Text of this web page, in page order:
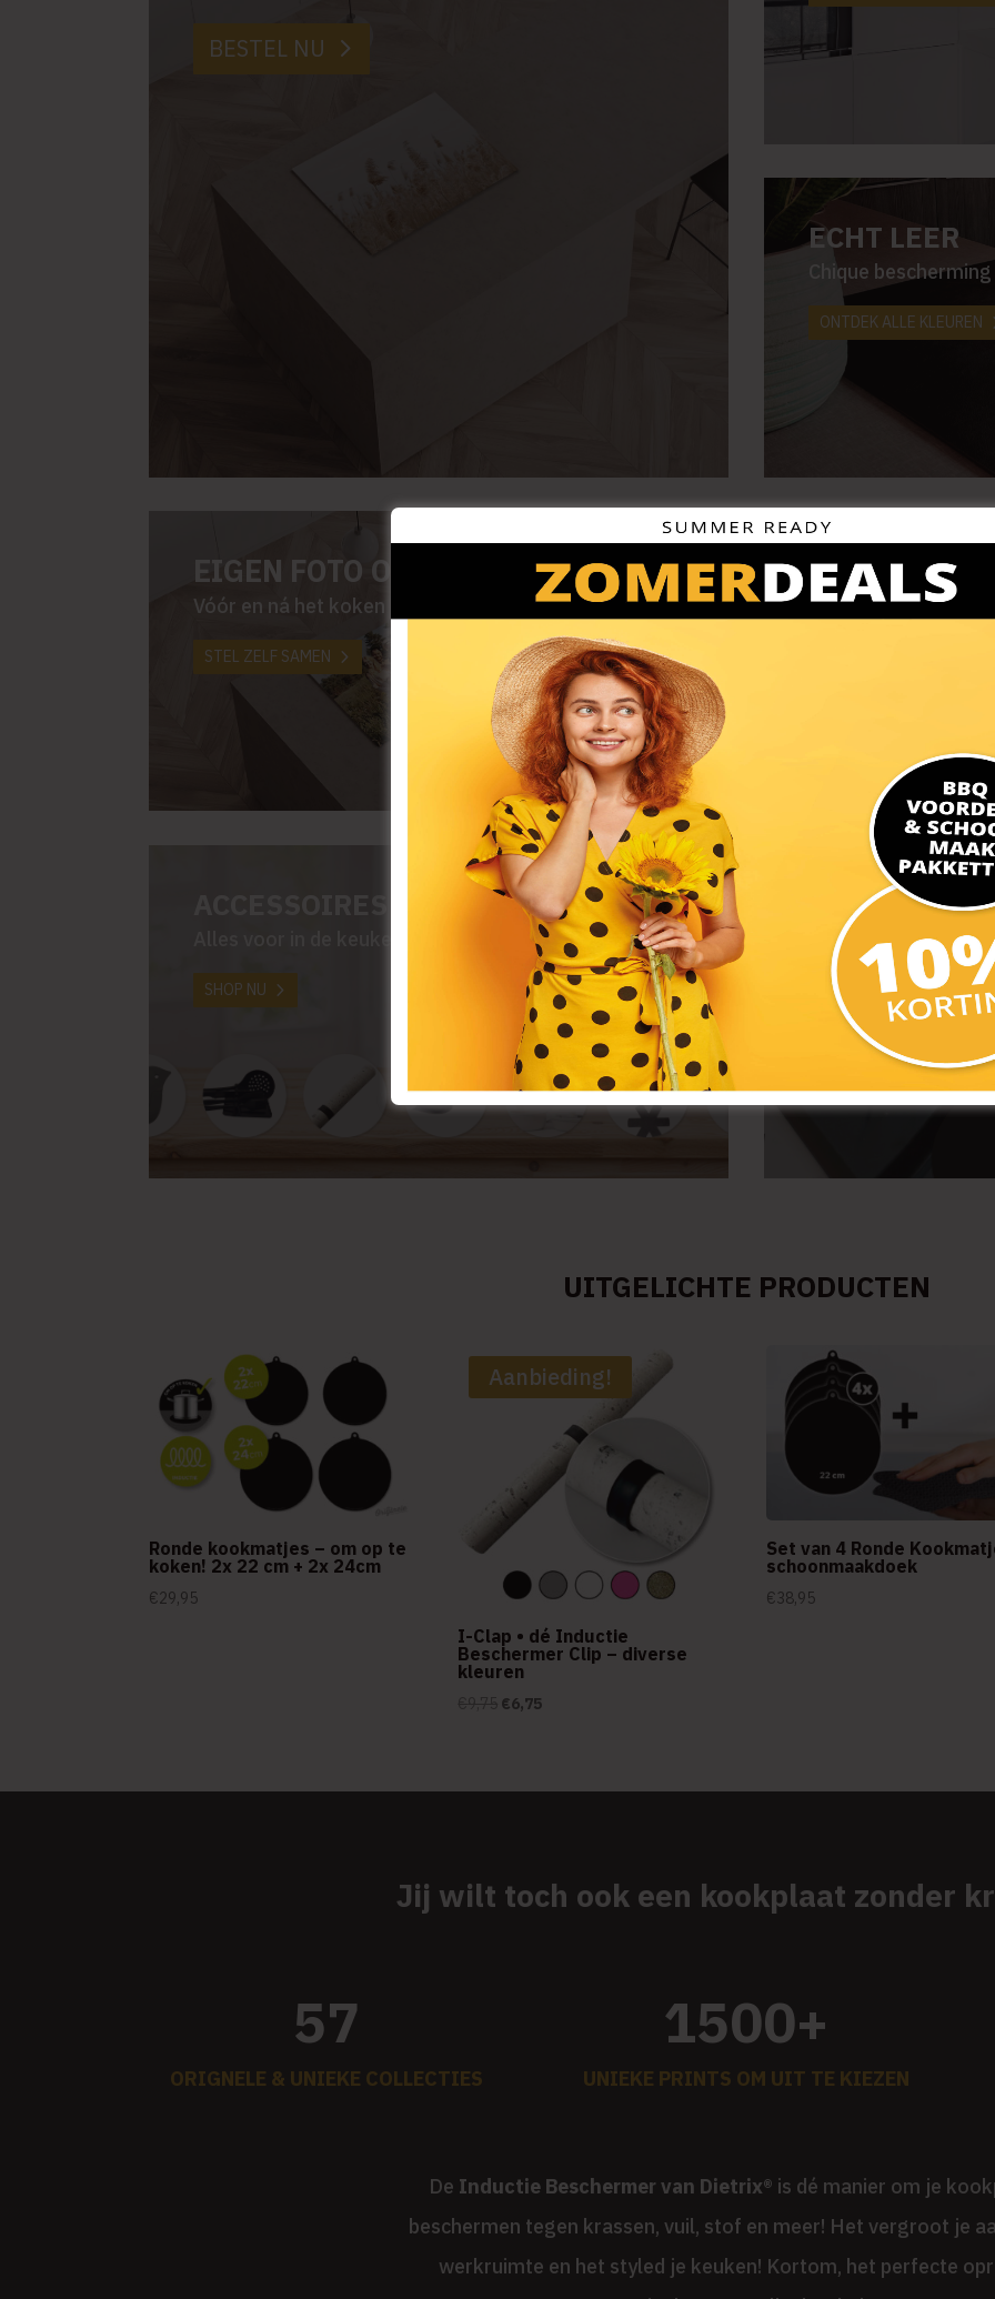
BESTEL NU
ECHT LEER
Chique
ONTDEK ALLE KLEUREN
EIGEN FOTO OP JE KOOKPLAAT
Vóór en ná het koken
STEL ZELF SAMEN
Zwarte Inductie
SHOP NU
Om op te koken
SHOP KOOKMATTEN
UITGELICHTE PRODUCTEN
Ronde kookmatjes – om op te
koken! 2x 22 cm + 2x 24cm
€29,95
Aanbieding!
I-Clap • dé Inductie
Beschermer Clip – diverse
kleuren
Oorspronkelijke
€9,75.
€6,75Huidige
€6,75.
Set van 4 Ronde
schoonmaakdoek
€38,95
Jij wilt toch ook een kookplaat zonder
57
ORIGNELE & UNIEKE COLLECTIES
1500+
UNIEKE PRINTS OM UIT TE KIEZEN
De Inductie Beschermer van Dietrix® is dé manier om je
beschermen tegen krassen, vuil, stof en meer! Het vergroot je
werkruimte en het styled je keuken! Kortom, het perfecte